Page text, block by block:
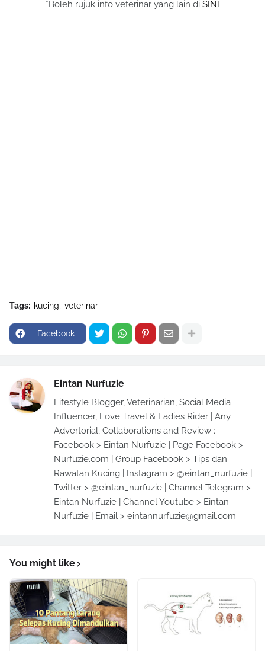
*Boleh rujuk info veterinar yang lain di SINI
Tags: kucing veterinar
Facebook
Eintan Nurfuzie
Lifestyle Blogger, Veterinarian, Social Media
Influencer, Love Travel & Ladies Rider | Any
Advertorial, Collaborations and Review :
Facebook > Eintan Nurfuzie | Page Facebook >
Nurfuzie.com | Group Facebook > Tips dan
Rawatan Kucing | Instagram > @eintan_nurfuzie |
Twitter > @eintan_nurfuzie | Channel Telegram >
Eintan Nurfuzie | Channel Youtube > Eintan
Nurfuzie | Email > eintannurfuzie@gmail.com
You might like